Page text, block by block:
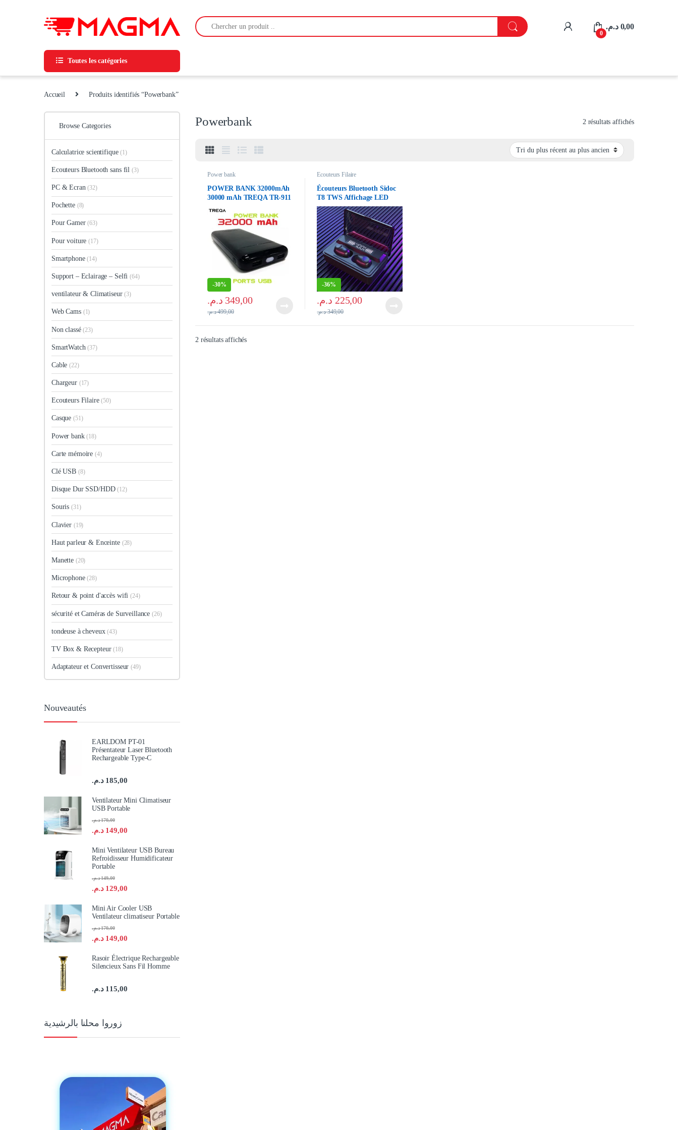
Search for:
My Account
0
0,00 د.م.
Toutes les catégories
Accueil Produits identifiés “Powerbank”
Powerbank 2 résultats affichésTrié du plus
Power bank
POWER BANK 32000mAh
30000 mAh TREQA TR-911
-30%
349,00 د.م.
499,00 د.م.
Ecouteurs Filaire
Écouteurs Bluetooth Sidoc
T8 TWS Affichage LED
Mini boitier power bank
2200 mAh – Noir
-36%
225,00 د.م.
349,00 د.م.
2 résultats affichésTrié du plus récent au plus ancien
Browse Categories
Calculatrice scientifique(1)
Ecouteurs Bluetooth sans fil (3)
PC & Ecran(32)
Pochette (8)
Pour Gamer(63)
Pour voiture(17)
Smartphone(14)
Support – Eclairage – Selfi(64)
ventilateur & Climatiseur(3)
Web Cams (1)
Non classé(23)
SmartWatch(37)
Cable(22)
Chargeur (17)
Ecouteurs Filaire(50)
Casque(51)
Power bank(18)
Carte mémoire(4)
Clé USB (8)
Disque Dur SSD/HDD(12)
Souris(31)
Clavier (19)
Haut parleur & Enceinte (28)
Manette (20)
Microphone(28)
Retour & point d'accès wifi(24)
sécurité et Caméras de Surveillance (26)
tondeuse à cheveux(43)
TV Box & Recepteur(18)
Adaptateur et Convertisseur(49)
Nouveautés
EARLDOM PT-01
Présentateur Laser Bluetooth
Rechargeable Type-C
185,00 د.م.
Ventilateur Mini Climatiseur
USB Portable
149,00 د.م.
170,00 د.م.
Mini Ventilateur USB Bureau
Refroidisseur Humidificateur
Portable
129,00 د.م.
149,00 د.م.
Mini Air Cooler USB
Ventilateur climatiseur Portable
149,00 د.م.
170,00 د.م.
Rasoir Électrique Rechargeable
Silencieux Sans Fil Homme
115,00 د.م.
زوروا محلنا بالرشيدية